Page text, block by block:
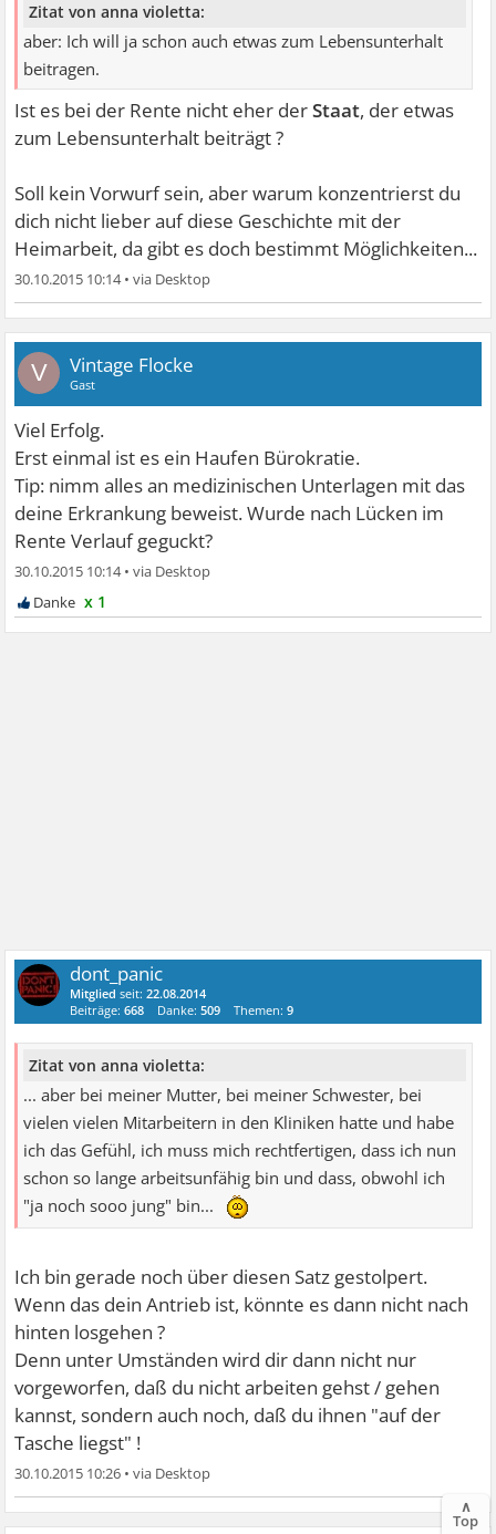
Zitat von anna violetta:
aber: Ich will ja schon auch etwas zum Lebensunterhalt
beitragen.
Ist es bei der Rente nicht eher derStaat, der etwas
zum Lebensunterhalt beiträgt ?
Soll kein Vorwurf sein, aber warum konzentrierst du
dich nicht lieber auf diese Geschichte mit der
Heimarbeit, da gibt es doch bestimmt Möglichkeiten...
30.10.2015 10:14•
V Vintage Flocke
Gast
Viel Erfolg.
Erst einmal ist es ein Haufen Bürokratie.
Tip: nimm alles an medizinischen Unterlagen mit das
deine Erkrankung beweist. Wurde nach Lücken im
Rente Verlauf geguckt?
30.10.2015 10:14•
x 1
dont_panic
Mitglied seit:22.08.2014
Beiträge:668 Danke:509 Themen:9
Zitat von anna violetta:
... aber bei meiner Mutter, bei meiner Schwester, bei
vielen vielen Mitarbeitern in den Kliniken hatte und habe
ich das Gefühl, ich muss mich rechtfertigen, dass ich nun
schon so lange arbeitsunfähig bin und dass, obwohl ich
"ja noch sooo jung" bin...
Ich bin gerade noch über diesen Satz gestolpert.
Wenn das dein Antrieb ist, könnte es dann nicht nach
hinten losgehen ?
Denn unter Umständen wird dir dann nicht nur
vorgeworfen, daß du nicht arbeiten gehst / gehen
kannst, sondern auch noch, daß du ihnen "auf der
Tasche liegst" !
30.10.2015 10:26 •
∧
Top